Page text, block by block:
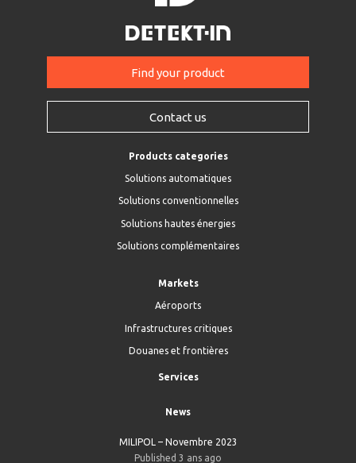
Find your product
Contact us
Products categories
Solutions automatiques
Solutions conventionnelles
Solutions hautes énergies
Solutions complémentaires
Markets
Aéroports
Infrastructures critiques
Douanes et frontières
Services
News
MILIPOL – Novembre 2023
Published 3 ans ago